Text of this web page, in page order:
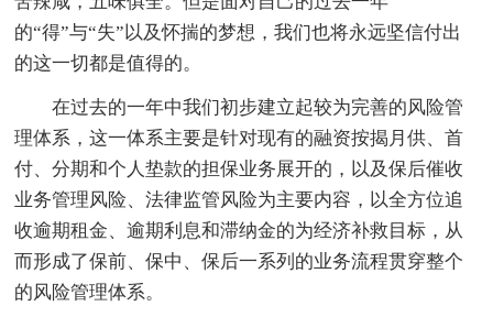
的“得”与“失”以及怀揣的梦想，我们也将永远坚信付出
的这一切都是值得的。
在过去的一年中我们初步建立起较为完善的风险管
理体系，这一体系主要是针对现有的融资按揭月供、首
付、分期和个人垫款的担保业务展开的，以及保后催收
业务管理风险、法律监管风险为主要内容，以全方位追
收逾期租金、逾期利息和滞纳金的为经济补救目标，从
而形成了保前、保中、保后一系列的业务流程贯穿整个
的风险管理体系。